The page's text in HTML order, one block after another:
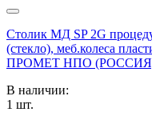
Столик МД SP 2G
(стекло), меб.колеса
ПРОМЕТ НПО
В наличии:
1 шт.